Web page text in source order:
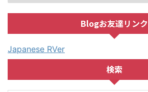
Blogお友達リンク
Japanese RVer
検索